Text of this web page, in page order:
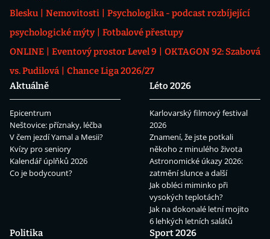
Blesku
Nemovitosti
Psychologika - podcast rozbíjející
psychologické mýty
Fotbalové přestupy
ONLINE
Eventový prostor Level 9
OKTAGON 92: Szabová
vs. Pudilová
Chance Liga 2026/27
Aktuálně
Epicentrum
Neštovice: příznaky, léčba
V čem jezdí Yamal a Mesii?
Kvízy pro seniory
Kalendář úplňků 2026
Co je bodycount?
Léto 2026
Karlovarský filmový festival
2026
Znamení, že jste potkali
někoho z minulého života
Astronomické úkazy 2026:
zatmění slunce a další
Jak obléci miminko při
vysokých teplotách?
Jak na dokonalé letní mojito
6 lehkých letních salátů
Politika
Sport 2026